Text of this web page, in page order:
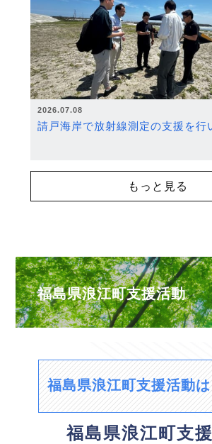
2026.07.08
請戸海岸で放射線測定の支援を行
もっと見る
福島県浪江町支援活動
福島県浪江町支援活動
福島県浪江町支